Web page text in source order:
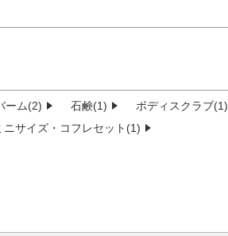
ーム(2) 石鹸(1)
ボディスクラブ(1)
ニサイズ・コフレセット(1)